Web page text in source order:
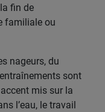
fin de
familiale ou
nageurs, du
sont
mis sur la
l’eau, le travail